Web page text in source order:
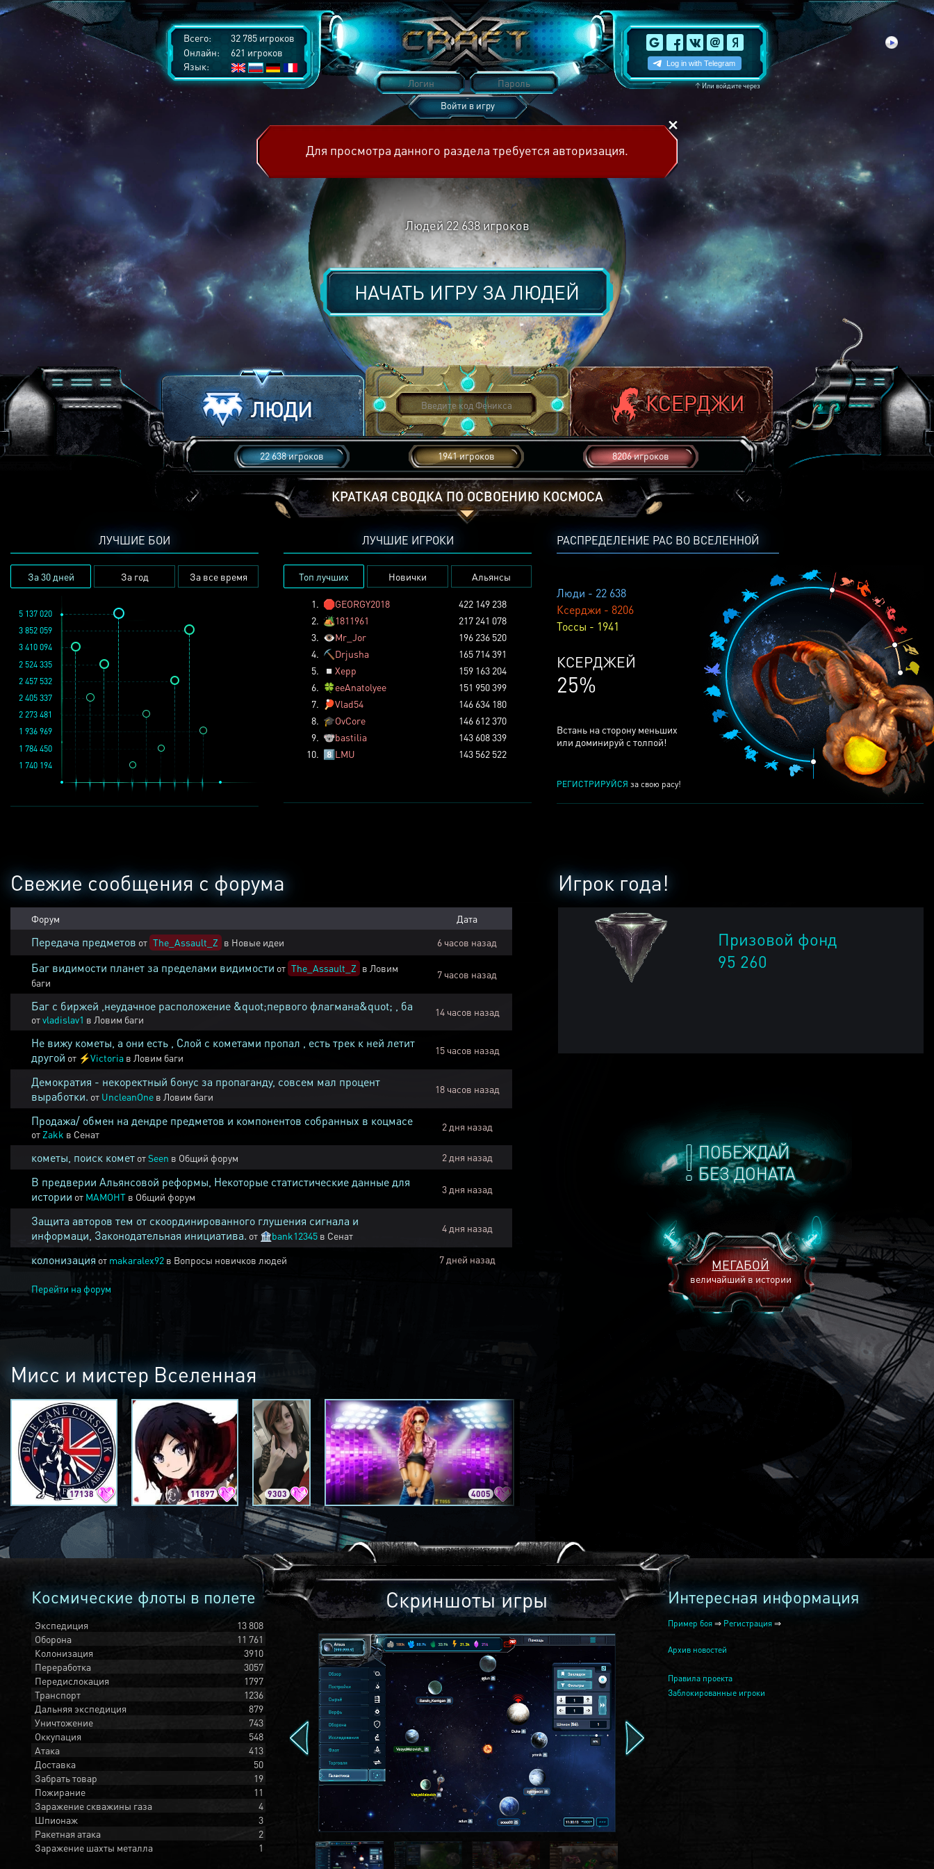
Всего:
32 785 игроков
Онлайн:
621 игроков
Язык:
↑Или войдите через
Войти в игру
Для просмотра данного раздела требуется авторизация.
Людей22 638игроков
НАЧАТЬ ИГРУ ЗАЛЮДЕЙ
22 638 игроков 1941 игроков 8206 игроков
КРАТКАЯ СВОДКА ПО ОСВОЕНИЮ КОСМОСА
РАСПРЕДЕЛЕНИЕ РАС ВО ВСЕЛЕННОЙ
Люди - 22 638
Ксерджи - 8206
Тоссы - 1941
ТОССОВ
5%
Встань на сторону меньших
или доминируй с толпой!
РЕГИСТРИРУЙСЯ за свою расу!
ЛУЧШИЕ БОИ
За 30 дней За год За все время
1 936 969
3 852 059
2 457 532
1 784 450
2 273 481
1 740 194
5 137 020
2 524 335
2 405 337
3 410 094
ЛУЧШИЕ ИГРОКИ
Топ лучших Новички Альянсы
1. 🛑GEORGY2018
422 149 238
2. 🏕️1811961
217 241 078
3. 👁️Mr_Jor
196 236 520
4. ⛏️ Drjusha
165 714 391
5.
◽ Xepp
159 163 204
6. 🍀eeAnatolyee
151 950 399
7.
🏓Vlad54
146 634 180
8. 🎓OvCore
146 612 370
9. 🐨bastilia
143 608 339
10. 8️⃣LMU 143 562 522
ПОБЕЖДАЙ
БЕЗ ДОНАТА
МЕГАБОЙ
величайший в истории
Игрок года!
Призовой фонд
95 260
Свежие сообщения с форума
Форум Дата
Передача предметов от The_Assault_Z в Новые идеи 6 часов назад
Баг видимости планет за пределами видимости от The_Assault_Z в Ловим
баги
7 часов назад
Баг с биржей ,неудачное расположение &quot;первого флагмана&quot; , ба
отvladislav1 в Ловим баги
14 часов назад
Не вижу кометы, а они есть , Слой с кометами пропал , есть трек к ней летит
другой от ⚡Victoria в Ловим баги
15 часов назад
Демократия - некоректный бонус за пропаганду, совсем мал процент
выработки. от UncleanOne в Ловим баги
18 часов назад
Продажа/ обмен на дендре предметов и компонентов собранных в коцмасе
от Zakk в Сенат
2 дня назад
кометы, поиск комет отSeen в Общий форум 2 дня назад
В предверии Альянсовой реформы, Некоторые статистические данные для
истории от MAMOHT в Общий форум
3 дня назад
Защита авторов тем от скоординированного глушения сигнала и
информаци, Законодательная инициатива. от 🏦bank12345 в Сенат
4 дня назад
колонизация от makaralex92 в Вопросы новичков людей 7 дней назад
Перейти на форум
Мисс и мистер Вселенная
17138 11897 9303 4005 2240
Космические флоты в полете
Экспедиция
13 808
Оборона
11 761
Колонизация
3910
Переработка
3057
Передислокация
1797
Транспорт
1236
Дальняя экспедиция
879
Уничтожение
743
Оккупация
548
Атака
413
Доставка
50
Забрать товар
19
Пожирание
11
Заражение скважины газа
4
Шпионаж
3
Ракетная атака
2
Заражение шахты металла
1
Скриншоты игры Интересная информация
Пример боя ⇒ Регистрация ⇒
Архив новостей
Правила проекта
Заблокированные игроки